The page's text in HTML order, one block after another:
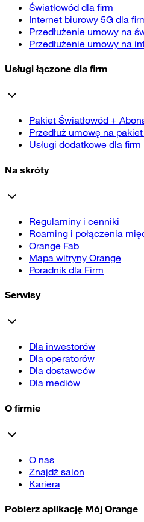
Światłowód dla firm
Internet biurowy 5G dla
Przedłużenie umowy na
Przedłużenie umowy na
Usługi łączone dla firm
Pakiet Światłowód +
Przedłuż umowę na pakiet
Usługi dodatkowe dla firm
Na skróty
Regulaminy i cenniki
Roaming i połączenia
Orange Fab
Mapa witryny Orange
Poradnik dla Firm
Serwisy
Dla inwestorów
Dla operatorów
Dla dostawców
Dla mediów
O firmie
O nas
Znajdź salon
Kariera
Pobierz aplikację Mój Orange